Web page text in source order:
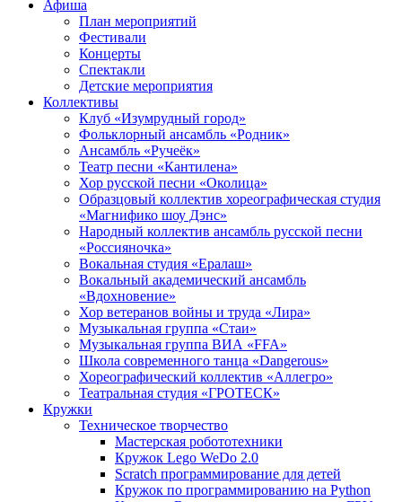
Афиша
План мероприятий
Фестивали
Концерты
Спектакли
Детские мероприятия
Коллективы
Клуб «Изумрудный город»
Фольклорный ансамбль «Родник»
Ансамбль «Ручеёк»
Театр песни «Кантилена»
Хор русской песни «Околица»
Образцовый коллектив хореографическая студия
«Магнифико шоу Дэнс»
Народный коллектив ансамбль русской песни
«Россияночка»
Вокальная студия «Ералаш»
Вокальный академический ансамбль
«Вдохновение»
Хор ветеранов войны и труда «Лира»
Музыкальная группа «Стаи»
Музыкальная группа ВИА «FFA»
Школа современного танца «Dangerous»
Хореографический коллектив «Аллегро»
Театральная студия «ГРОТЕСК»
Кружки
Техническое творчество
Мастерская робототехники
Кружок Lego WeDo 2.0
Scratch программирование для детей
Кружок по программированию на Python